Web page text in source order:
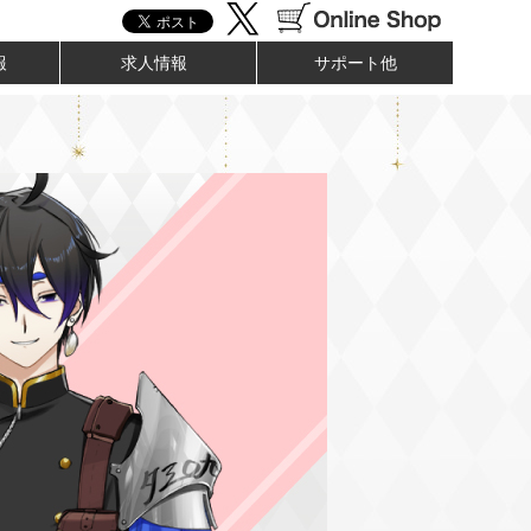
求人情報 サポート他